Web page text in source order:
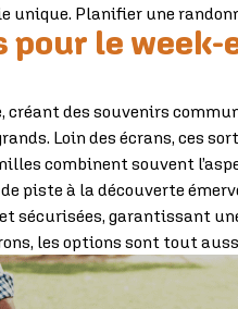
Planifier une
le week-
des souvenirs
Loin des écrans, ces
combinent souvent
de piste à la découverte
sécurisées, garantissant
les options sont tout